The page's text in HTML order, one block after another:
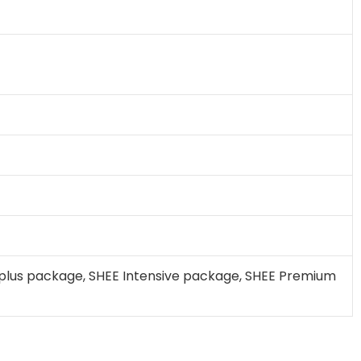
package, SHEE Intensive package, SHEE Premium